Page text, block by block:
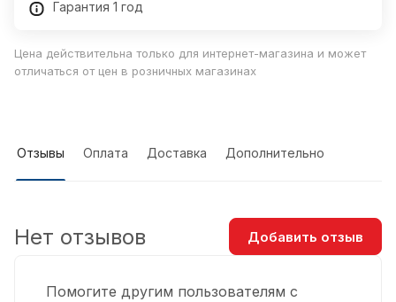
Гарантия 1 год
Цена действительна только для интернет-магазина и может
отличаться от цен в розничных магазинах
Отзывы Оплата Доставка Дополнительно
Помогите другим пользователям с
Нет отзывов Добавить отзыв